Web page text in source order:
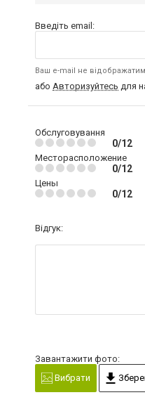
Введіть email:
Ваш e-mail не
або Авторизуйтесь для
Обслуговування
0/12
Месторасположение
0/12
Цены
0/12
Відгук:
Завантажити фото:
Вибрати